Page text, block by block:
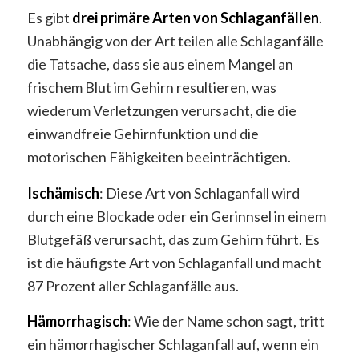
Es gibt drei primäre Arten von Schlaganfällen.
Unabhängig von der Art teilen alle Schlaganfälle
die Tatsache, dass sie aus einem Mangel an
frischem Blut im Gehirn resultieren, was
wiederum Verletzungen verursacht, die die
einwandfreie Gehirnfunktion und die
motorischen Fähigkeiten beeinträchtigen.
Ischämisch: Diese Art von Schlaganfall wird
durch eine Blockade oder ein Gerinnsel in einem
Blutgefäß verursacht, das zum Gehirn führt. Es
ist die häufigste Art von Schlaganfall und macht
87 Prozent aller Schlaganfälle aus.
Hämorrhagisch: Wie der Name schon sagt, tritt
ein hämorrhagischer Schlaganfall auf, wenn ein